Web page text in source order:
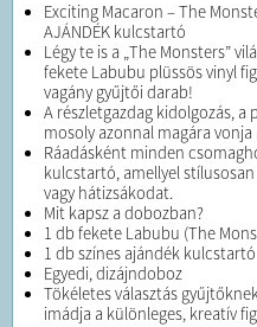
Exciting Macaron – The
AJÁNDÉK kulcstartó
Légy te is a „The Monsters”
fekete Labubu plüssös vinyl
vagány gyűjtői darab!
A részletgazdag kidolgozás, a
mosoly azonnal magára vonja
Ráadásként minden
kulcstartó, amellyel
vagy hátizsákodat.
Mit kapsz a dobozban?
1 db fekete Labubu (The
1 db színes ajándék kulcstartó
Egyedi, dizájndoboz
Tökéletes választás
imádja a különleges, kreatív